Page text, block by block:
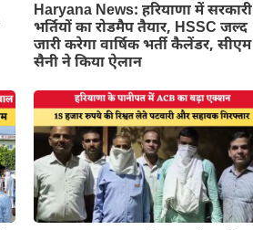
Haryana News: हरियाणा में सरकारी
भर्तियों का रोडमैप तैयार, HSSC जल्द
जारी करेगा वार्षिक भर्ती कैलेंडर, सीएम
सैनी ने किया ऐलान